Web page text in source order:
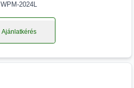
WPM-2024L
Ajánlatkérés